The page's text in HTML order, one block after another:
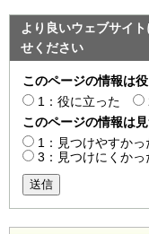
より良いウェブサイ
せください
このページの情報は
1：役に立った
このページの情報は
1：見つけやすかっ
3：見つけにくかっ
送信